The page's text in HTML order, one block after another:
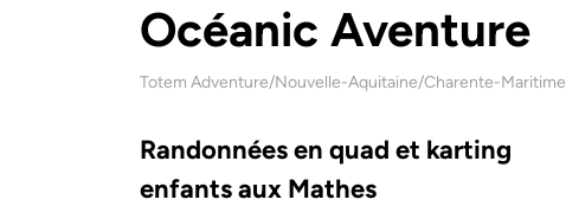
Océanic Aventure
Totem Adventure/Nouvelle-Aquitaine/Charente-Maritime
Randonnées en quad et karting
enfants aux Mathes